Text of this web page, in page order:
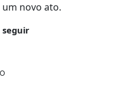
novo ato.
seguir